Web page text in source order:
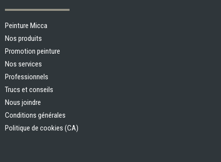
Peinture Micca
Nos produits
Promotion peinture
Nos services
Professionnels
Trucs et conseils
Nous joindre
Conditions générales
Politique de cookies (CA)